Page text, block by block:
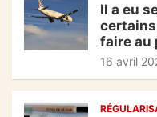
Il a eu
faire au
16 avril